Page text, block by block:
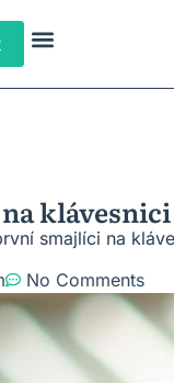
smajlíci na
No Comments